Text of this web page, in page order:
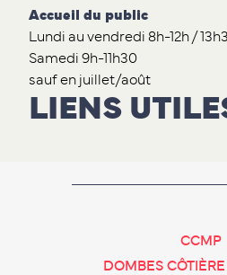
Accueil du public
Lundi au vendredi 8h-12h /
Samedi 9h-11h30
sauf en juillet/août
LIENS
CCMP
DOMBES